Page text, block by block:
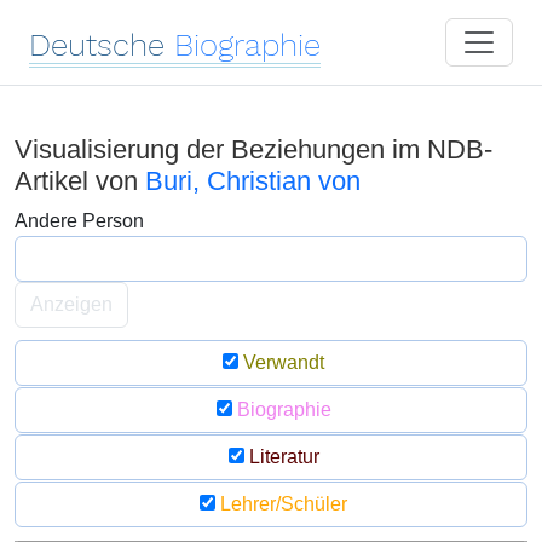
Deutsche Biographie
Visualisierung der Beziehungen im NDB-
Artikel von Buri, Christian von
Andere Person
Anzeigen
Verwandt
Biographie
Literatur
Lehrer/Schüler